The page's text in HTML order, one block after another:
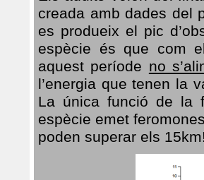
creada amb dades del
es produeix el pic
espècie és que com
aquest període no
l’energia que tenen la
La única funció de la
espècie emet
poden superar els